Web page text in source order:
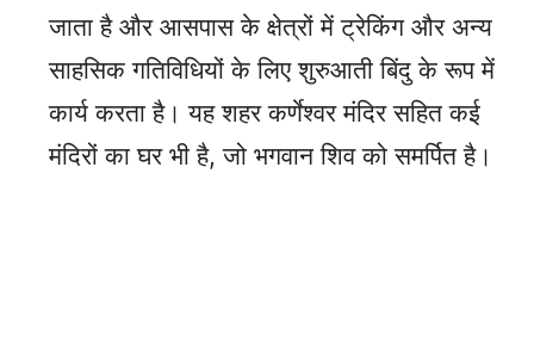
जाता है और आसपास के क्षेत्रों में ट्रेकिंग और अन्य
साहसिक गतिविधियों के लिए शुरुआती बिंदु के रूप में
कार्य करता है। यह शहर कर्णेश्वर मंदिर सहित कई
मंदिरों का घर भी है, जो भगवान शिव को समर्पित है।